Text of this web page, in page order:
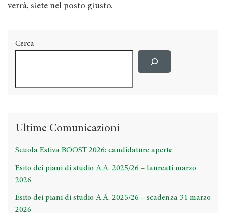
verrà, siete nel posto giusto.
Cerca
Ultime Comunicazioni
Scuola Estiva BOOST 2026: candidature aperte
Esito dei piani di studio A.A. 2025/26 – laureati marzo
2026
Esito dei piani di studio A.A. 2025/26 – scadenza 31 marzo
2026